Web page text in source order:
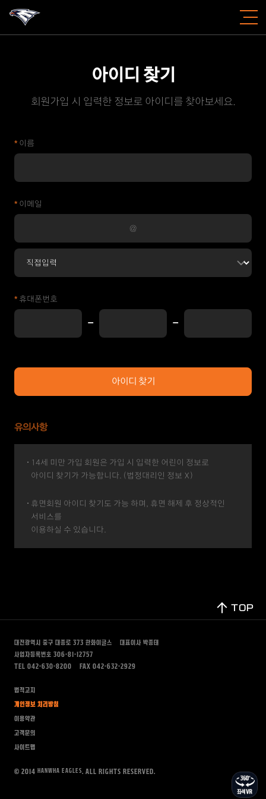
아이디 찾기
회원가입 시 입력한 정보로 아이디를 찾아보세요.
* 이름
* 이메일
@
* 휴대폰번호
- -
아이디 찾기
유의사항
14세 미만 가입 회원은 가입 시 입력한 어린이 정보로
아이디 찾기가 가능합니다. (법정대리인 정보 X)
휴면회원 아이디 찾기도 가능 하며, 휴면 해제 후 정상적인
서비스를
이용하실 수 있습니다.
TOP
대전광역시 중구 대종로 373 한화이글스
대표이사 박종태
사업자등록번호 306-81-12757
TEL 042-630-8200
FAX 042-632-2929
법적고지
개인정보 처리방침
이용약관
고객문의
사이트맵
© 2014 HANWHA EAGLES. All rights Reserved.